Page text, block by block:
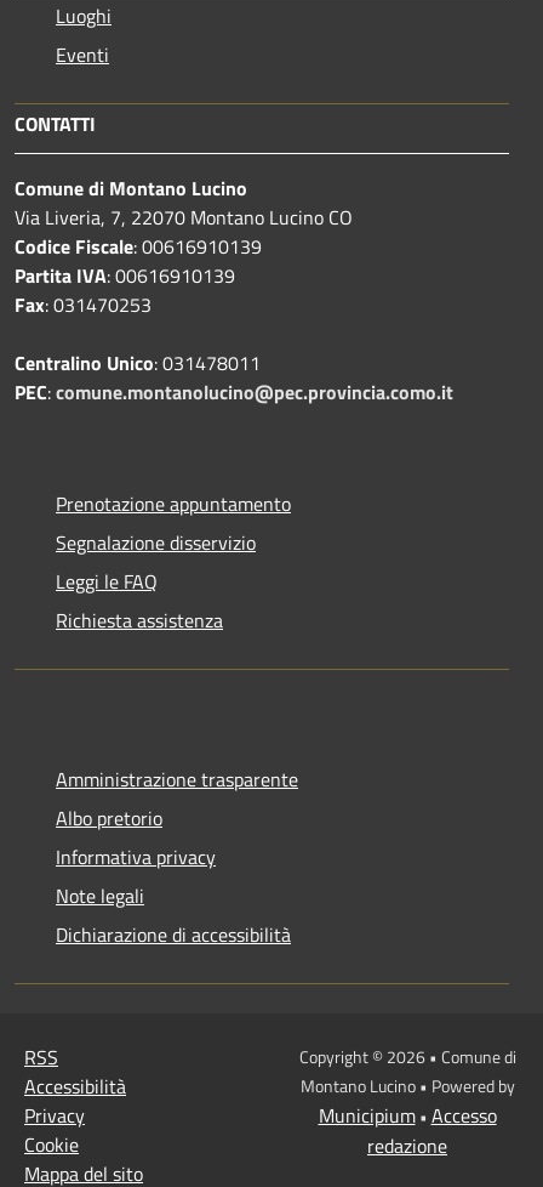
Luoghi
Eventi
CONTATTI
Comune di Montano Lucino
Via Liveria, 7, 22070 Montano Lucino CO
Codice Fiscale: 00616910139
Partita IVA: 00616910139
Fax: 031470253
Centralino Unico: 031478011
PEC:comune.montanolucino@pec.provincia.como.it
Prenotazione appuntamento
Segnalazione disservizio
Leggi le FAQ
Richiesta assistenza
Amministrazione trasparente
Albo pretorio
Informativa privacy
Note legali
Dichiarazione di accessibilità
RSS
Accessibilità
Privacy
Cookie
Mappa del sito
Copyright © 2026 • Comune di
Montano Lucino • Powered by
Municipium• Accesso
redazione